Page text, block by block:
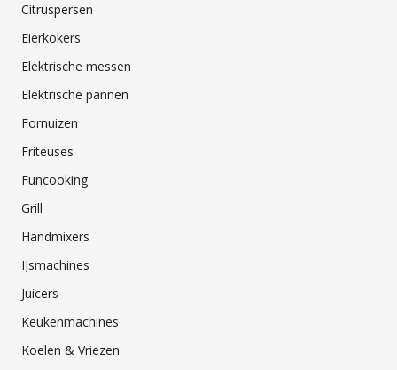
Citruspersen
Eierkokers
Elektrische messen
Elektrische pannen
Fornuizen
Friteuses
Funcooking
Grill
Handmixers
IJsmachines
Juicers
Keukenmachines
Koelen & Vriezen